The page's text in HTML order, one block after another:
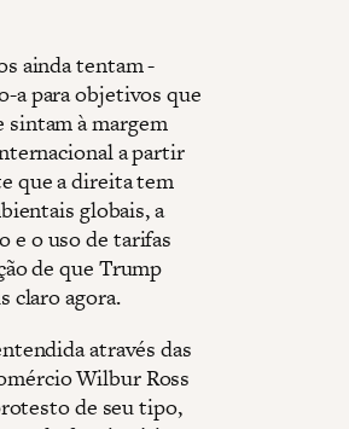
ainda tentam -
a para objetivos que
sintam à margem
a partir
que a direita tem
globais, a
e o uso de tarifas
de que Trump
claro agora.
através das
Wilbur Ross
de seu tipo,